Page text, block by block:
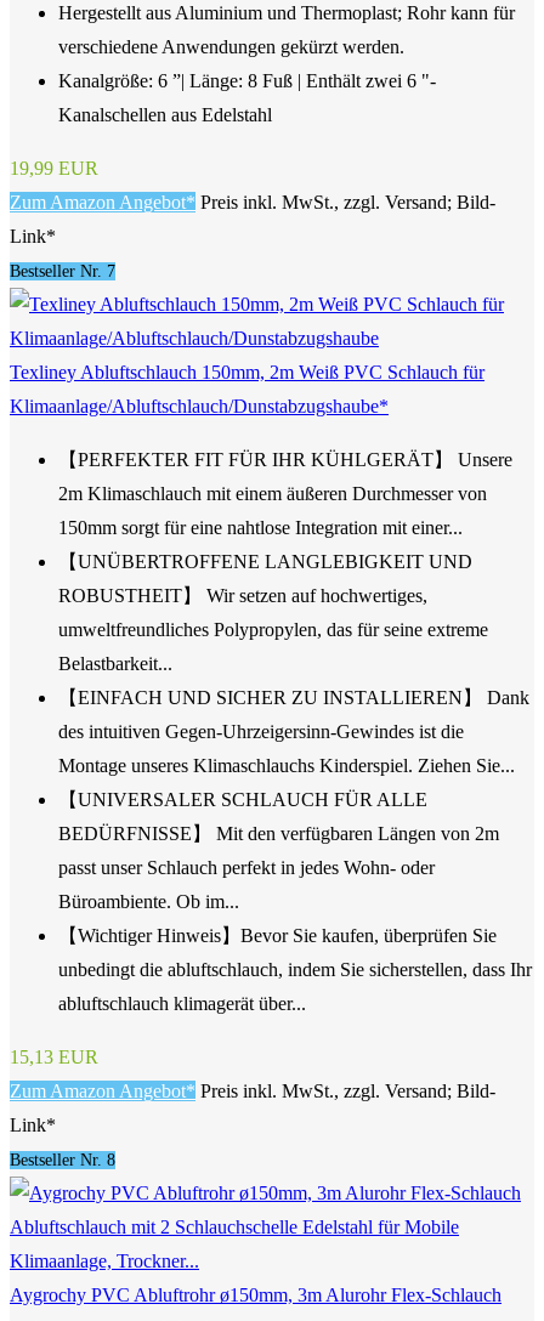
Hergestellt aus Aluminium und Thermoplast; Rohr kann für
verschiedene Anwendungen gekürzt werden.
Kanalgröße: 6 ”| Länge: 8 Fuß | Enthält zwei 6 "-
Kanalschellen aus Edelstahl
19,99 EUR
Zum Amazon Angebot* Preis inkl. MwSt., zzgl. Versand; Bild-
Link*
Bestseller Nr. 7
Texliney Abluftschlauch 150mm, 2m Weiß PVC Schlauch für
Klimaanlage/Abluftschlauch/Dunstabzugshaube*
【PERFEKTER FIT FÜR IHR KÜHLGERÄT】 Unsere
2m Klimaschlauch mit einem äußeren Durchmesser von
150mm sorgt für eine nahtlose Integration mit einer...
【UNÜBERTROFFENE LANGLEBIGKEIT UND
ROBUSTHEIT】 Wir setzen auf hochwertiges,
umweltfreundliches Polypropylen, das für seine extreme
Belastbarkeit...
【EINFACH UND SICHER ZU INSTALLIEREN】 Dank
des intuitiven Gegen-Uhrzeigersinn-Gewindes ist die
Montage unseres Klimaschlauchs Kinderspiel. Ziehen Sie...
【UNIVERSALER SCHLAUCH FÜR ALLE
BEDÜRFNISSE】 Mit den verfügbaren Längen von 2m
passt unser Schlauch perfekt in jedes Wohn- oder
Büroambiente. Ob im...
【Wichtiger Hinweis】Bevor Sie kaufen, überprüfen Sie
unbedingt die abluftschlauch, indem Sie sicherstellen, dass Ihr
abluftschlauch klimagerät über...
15,13 EUR
Zum Amazon Angebot* Preis inkl. MwSt., zzgl. Versand; Bild-
Link*
Bestseller Nr. 8
Aygrochy PVC Abluftrohr ø150mm, 3m Alurohr Flex-Schlauch